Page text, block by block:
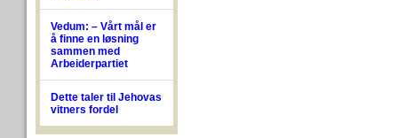
Vedum: – Vårt mål er
å finne en løsning
sammen med
Arbeiderpartiet
Dette taler til Jehovas
vitners fordel